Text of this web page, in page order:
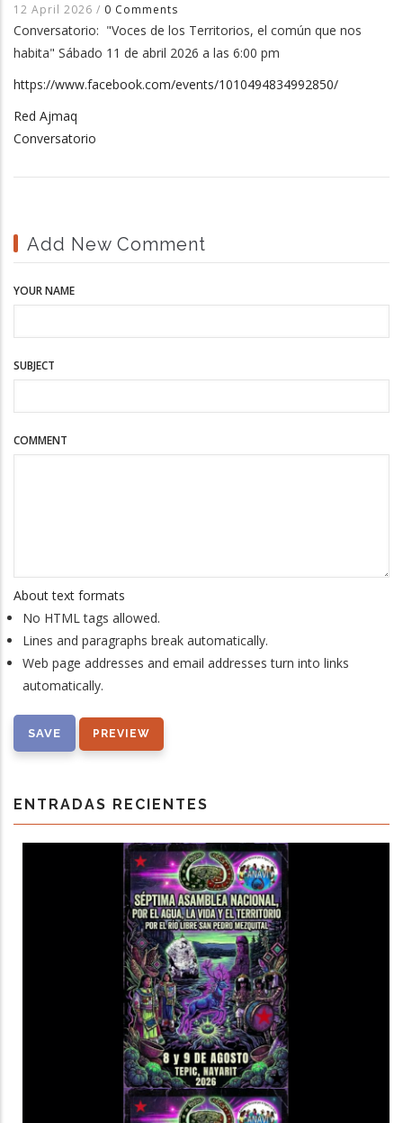
12 April 2026 / 0 Comments
Conversatorio: "Voces de los Territorios, el común que nos
habita" Sábado 11 de abril 2026 a las 6:00 pm
https://www.facebook.com/events/1010494834992850/
Red Ajmaq
Conversatorio
Add New Comment
YOUR NAME
SUBJECT
COMMENT
About text formats
No HTML tags allowed.
Lines and paragraphs break automatically.
Web page addresses and email addresses turn into links
automatically.
ENTRADAS RECIENTES